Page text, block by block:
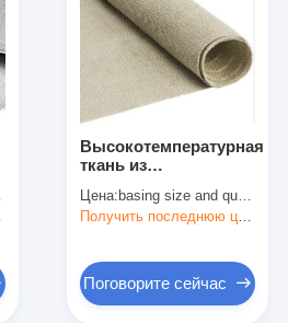
Высокотемпературная
ткань из
вермикулитовым
покрытием / ткань с
содержанием
кремнезема
Цена: basing size and quantity
Получить последнюю цену
Поговорите сейчас